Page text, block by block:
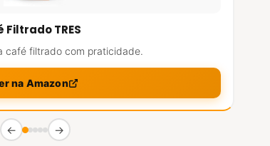
TRES
café filtrado com praticidade.
na Amazon
← →